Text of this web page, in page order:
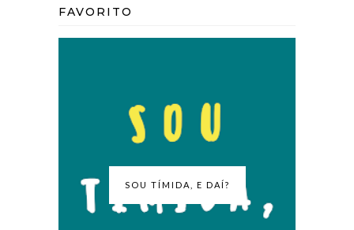
FAVORITO
SOU TÍMIDA, E DAÍ?